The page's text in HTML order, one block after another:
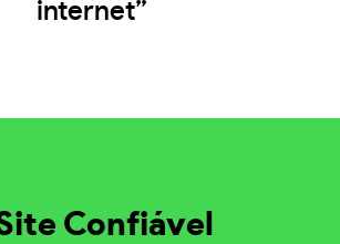
internet”
Confiável